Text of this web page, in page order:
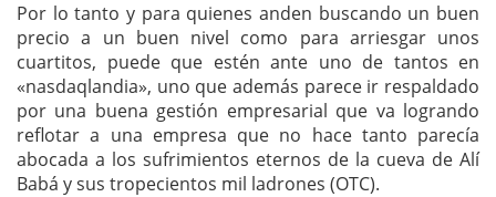
Por lo tanto y para quienes anden buscando un buen
precio a un buen nivel como para arriesgar unos
cuartitos, puede que estén ante uno de tantos en
«nasdaqlandia», uno que además parece ir respaldado
por una buena gestión empresarial que va logrando
reflotar a una empresa que no hace tanto parecía
abocada a los sufrimientos eternos de la cueva de Alí
Babá y sus tropecientos mil ladrones (OTC).